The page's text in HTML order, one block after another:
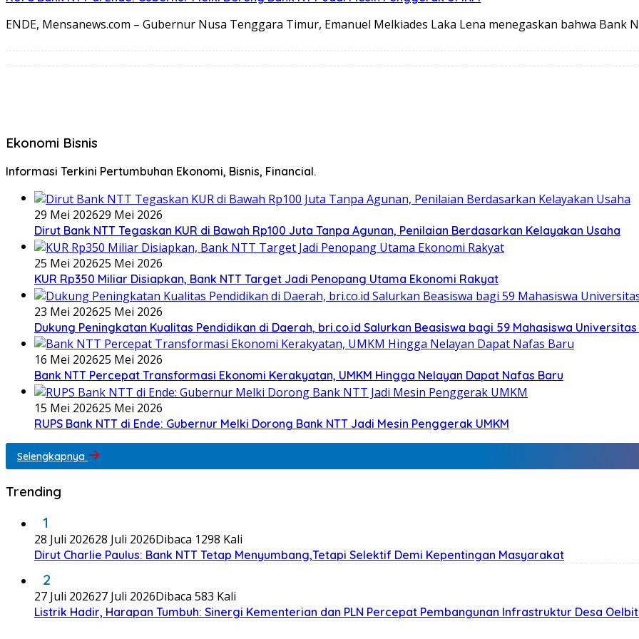
ENDE, Mensanews.com – Gubernur Nusa Tenggara Timur, Emanuel Melkiades Laka Lena menegaskan bahwa Bank
Ekonomi Bisnis
Informasi Terkini Pertumbuhan Ekonomi, Bisnis, Financial.
29 Mei 202629 Mei 2026
Dirut Bank NTT Tegaskan KUR di Bawah Rp100 Juta Tanpa Agunan, Penilaian Berdasarkan Kelayakan Usaha
25 Mei 202625 Mei 2026
KUR Rp350 Miliar Disiapkan, Bank NTT Target Jadi Penopang Utama Ekonomi Rakyat
23 Mei 202625 Mei 2026
Dukung Peningkatan Kualitas Pendidikan di Daerah, bri.co.id Salurkan Beasiswa bagi 59 Mahasiswa
16 Mei 202625 Mei 2026
Bank NTT Percepat Transformasi Ekonomi Kerakyatan, UMKM Hingga Nelayan Dapat Nafas Baru
15 Mei 202625 Mei 2026
RUPS Bank NTT di Ende: Gubernur Melki Dorong Bank NTT Jadi Mesin Penggerak UMKM
Selengkapnya
Trending
1
28 Juli 202628 Juli 2026Dibaca 1298 Kali
Dirut Charlie Paulus: Bank NTT Tetap Menyumbang,Tetapi Selektif Demi Kepentingan Masyarakat
2
27 Juli 202627 Juli 2026Dibaca 583 Kali
Listrik Hadir, Harapan Tumbuh: Sinergi Kementerian dan PLN Percepat Pembangunan Infrastruktur Desa